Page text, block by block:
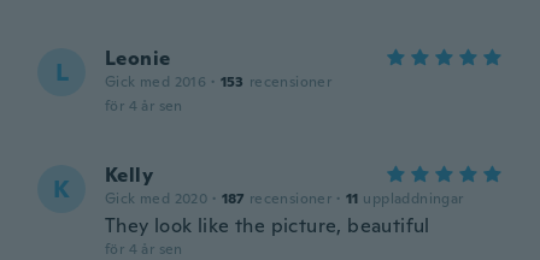
L Leonie
Gick med 2016 · 153 recensioner
för 4 år sen
K Kelly
Gick med 2020 · 187 recensioner · 11 uppladdningar
They look like the picture, beautiful
för 4 år sen